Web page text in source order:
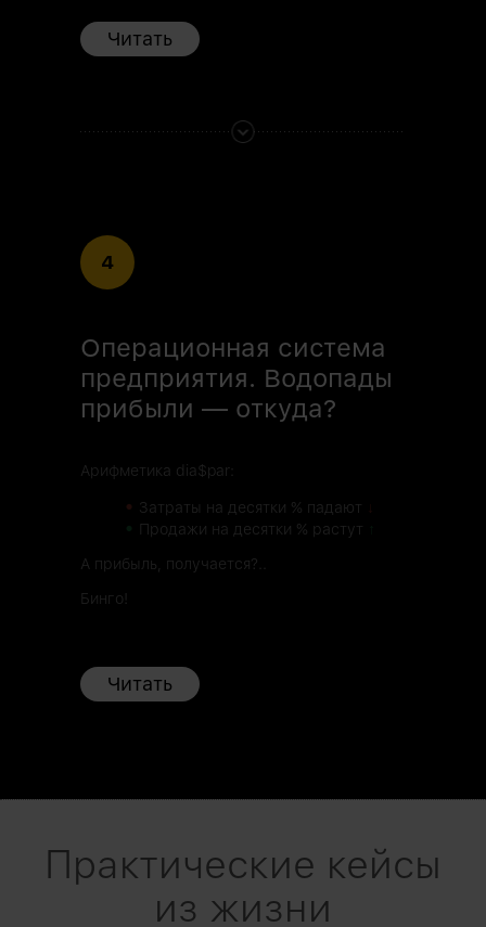
Читать
4
Операционная система
предприятия. Водопады
прибыли — откуда?
Арифметика dia$par:
• Затраты на десятки % падают
Продажи на десятки % растут
А прибыль, получается?..
Бинго!
Читать
Практические кейсы
из жизни